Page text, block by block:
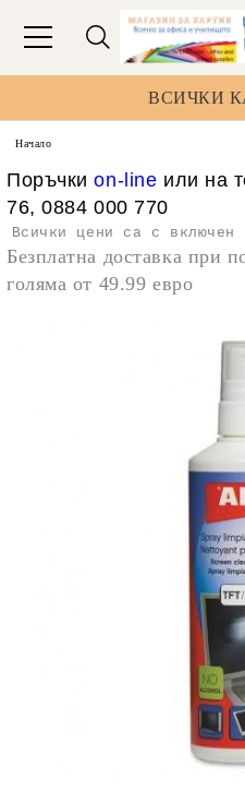
ВСИЧКИ
Начало
Поръчкиon-line или на
76, 0884 000 770
Всички цени са с включен
Безплатна доставка при
голяма от 49.99 евро